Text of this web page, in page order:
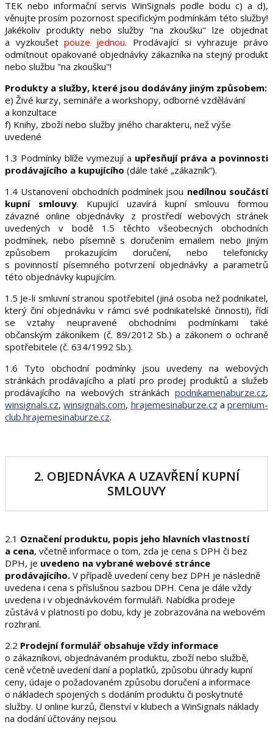
TEK nebo informační servis WinSignals podle bodu c) a d),
věnujte prosím pozornost specifickým podmínkám této služby!
Jakékoliv produkty nebo služby "na zkoušku" lze objednat
a vyzkoušetpouze jednou. Prodávající si vyhrazuje právo
odmítnout opakované objednávky zákazníka na stejný produkt
nebo službu "na zkoušku"!
Produkty a služby, které jsou dodávány jiným způsobem:
e) Živé kurzy, semináře a workshopy, odborné vzdělávání
a konzultace
f) Knihy, zboží nebo služby jiného charakteru, než výše
uvedené
1.3 Podmínky blíže vymezují a upřesňují práva a povinnosti
prodávajícího a kupujícího (dále také „zákazník“).
1.4 Ustanovení obchodních podmínek jsou nedílnou součástí
kupní smlouvy. Kupující uzavírá kupní smlouvu formou
závazné online objednávky z prostředí webových stránek
uvedených v bodě 1.5 těchto všeobecných obchodních
podmínek, nebo písemně s doručením emailem nebo jiným
způsobem prokazujícím doručení, nebo telefonicky
s povinností písemného potvrzení objednávky a parametrů
této objednávky kupujícím.
1.5 Je-li smluvní stranou spotřebitel (jiná osoba než podnikatel,
který činí objednávku v rámci své podnikatelské činnosti), řídí
se vztahy neupravené obchodními podmínkami také
občanským zákoníkem (č. 89/2012 Sb.) a zákonem o ochraně
spotřebitele (č. 634/1992 Sb.).
1.6 Tyto obchodní podmínky jsou uvedeny na webových
stránkách prodávajícího a platí pro prodej produktů a služeb
prodávajícího na webových stránkách podnikamenaburze.cz,
winsignals.cz,winsignals.com, hrajemesinaburze.cz a premium-
club.hrajemesinaburze.cz.
2. OBJEDNÁVKA A UZAVŘENÍ KUPNÍ
SMLOUVY
2.1 Označení produktu, popis jeho hlavních vlastností
a cena, včetně informace o tom, zda je cena s DPH či bez
DPH, je uvedeno na vybrané webové stránce
prodávajícího. V případě uvedení ceny bez DPH je následně
uvedena i cena s příslušnou sazbou DPH. Cena je dále vždy
uvedena i v objednávkovém formuláři. Nabídka prodeje
zůstává v platnosti po dobu, kdy je zobrazována na webovém
rozhraní.
2.2 Prodejní formulář obsahuje vždy informace
o zákazníkovi, objednávaném produktu, zboží nebo službě,
ceně včetně uvedení daní a poplatků, způsobu úhrady kupní
ceny, údaje o požadovaném způsobu doručení a informace
o nákladech spojených s dodáním produktu či poskytnuté
služby. U online kurzů, členství v klubech a WinSignals náklady
na dodání účtovány nejsou.